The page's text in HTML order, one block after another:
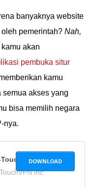
banyaknya website
pemerintah? Nah,
akan
pembuka situr
kamu
semua akses yang
bisa memilih negara
nya.
VPN2.9.7
TouchVPN Inc
DOWNLOAD